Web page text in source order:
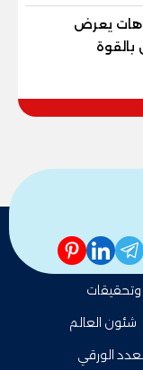
يعرض
بالقوة
telegram
linkedin
pinterest
شئون العالم
الورقي